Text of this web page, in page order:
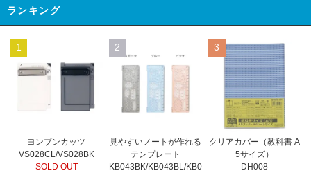
ランキング
1
ヨンブンカッツ
VS028CL/VS028BK
SOLD OUT
2
見やすいノートが作れる
テンプレート
KB043BK/KB043BL/KB0
3
クリアカバー（教科書 A
5サイズ）
DH008